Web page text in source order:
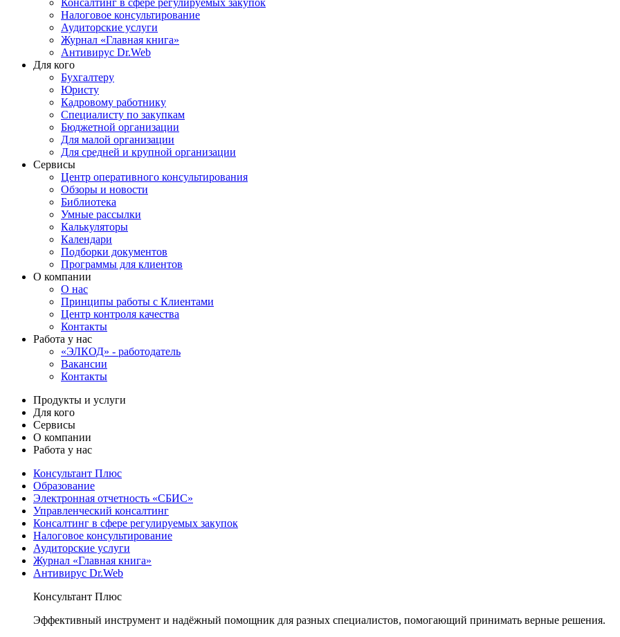
Консалтинг в сфере регулируемых закупок
Налоговое консультирование
Аудиторские услуги
Журнал «Главная книга»
Антивирус Dr.Web
Для кого
Бухгалтеру
Юристу
Кадровому работнику
Специалисту по закупкам
Бюджетной организации
Для малой организации
Для средней и крупной организации
Сервисы
Центр оперативного консультирования
Обзоры и новости
Библиотека
Умные рассылки
Калькуляторы
Календари
Подборки документов
Программы для клиентов
О компании
О нас
Принципы работы с Клиентами
Центр контроля качества
Контакты
Работа у нас
«ЭЛКОД» - работодатель
Вакансии
Контакты
Продукты и услуги
Для кого
Сервисы
О компании
Работа у нас
Консультант Плюс
Образование
Электронная отчетность «СБИС»
Управленческий консалтинг
Консалтинг в сфере регулируемых закупок
Налоговое консультирование
Аудиторские услуги
Журнал «Главная книга»
Антивирус Dr.Web
Консультант Плюс
Эффективный инструмент и надёжный помощник для разных специалистов, помогающий принимать верные решения.